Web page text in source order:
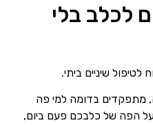
לכלב בלי
לטיפול שיניים ביתי.
מתפקדים בדומה למי פה
הפה של כלבכם פעם ביום,